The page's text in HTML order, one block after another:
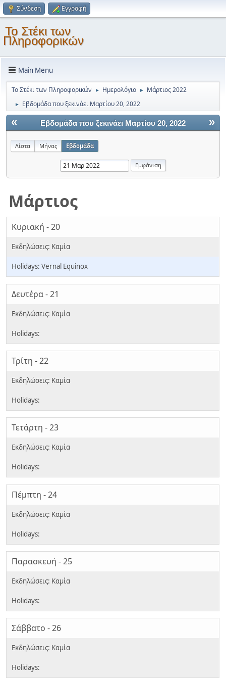
Σύνδεση Εγγραφή
Το Στέκι των
Πληροφορικών
Main Menu
Το Στέκι των Πληροφορικών ► Ημερολόγιο ► Μάρτιος 2022
► Εβδομάδα που ξεκινάει Μαρτίου 20, 2022
« »
Εβδομάδα που ξεκινάει Μαρτίου 20, 2022
Λίστα Μήνας Εβδομάδα
Μάρτιος
Κυριακή - 20
Vernal Equinox
Δευτέρα - 21
Τρίτη - 22
Τετάρτη - 23
Πέμπτη - 24
Παρασκευή - 25
Σάββατο - 26